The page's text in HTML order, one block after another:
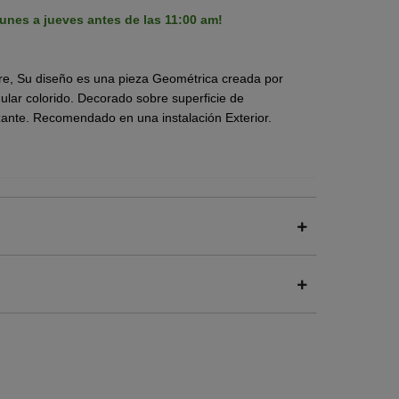
a jueves antes de las 11:00 am!
Su diseño es una pieza Geométrica creada por
colorido. Decorado sobre superficie de
Recomendado en una instalación Exterior.
beneficio de este piso, lo que garantiza una